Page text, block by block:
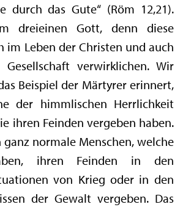
durch das Gute“ (Röm 12,21).
dreieinen Gott, denn diese
im Leben der Christen und auch
verwirklichen. Wir
Beispiel der Märtyrer erinnert,
der himmlischen Herrlichkeit
ihren Feinden vergeben haben.
ganz normale Menschen, welche
ihren Feinden in den
von Krieg oder in den
der Gewalt vergeben. Das